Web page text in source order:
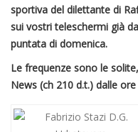
sportiva del dilettante di
sui vostri teleschermi già
puntata di domenica.
Le frequenze sono le
News (ch 210 d.t.) dalle ore